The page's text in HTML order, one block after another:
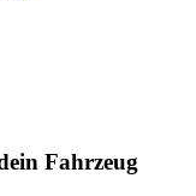
Fahrzeug